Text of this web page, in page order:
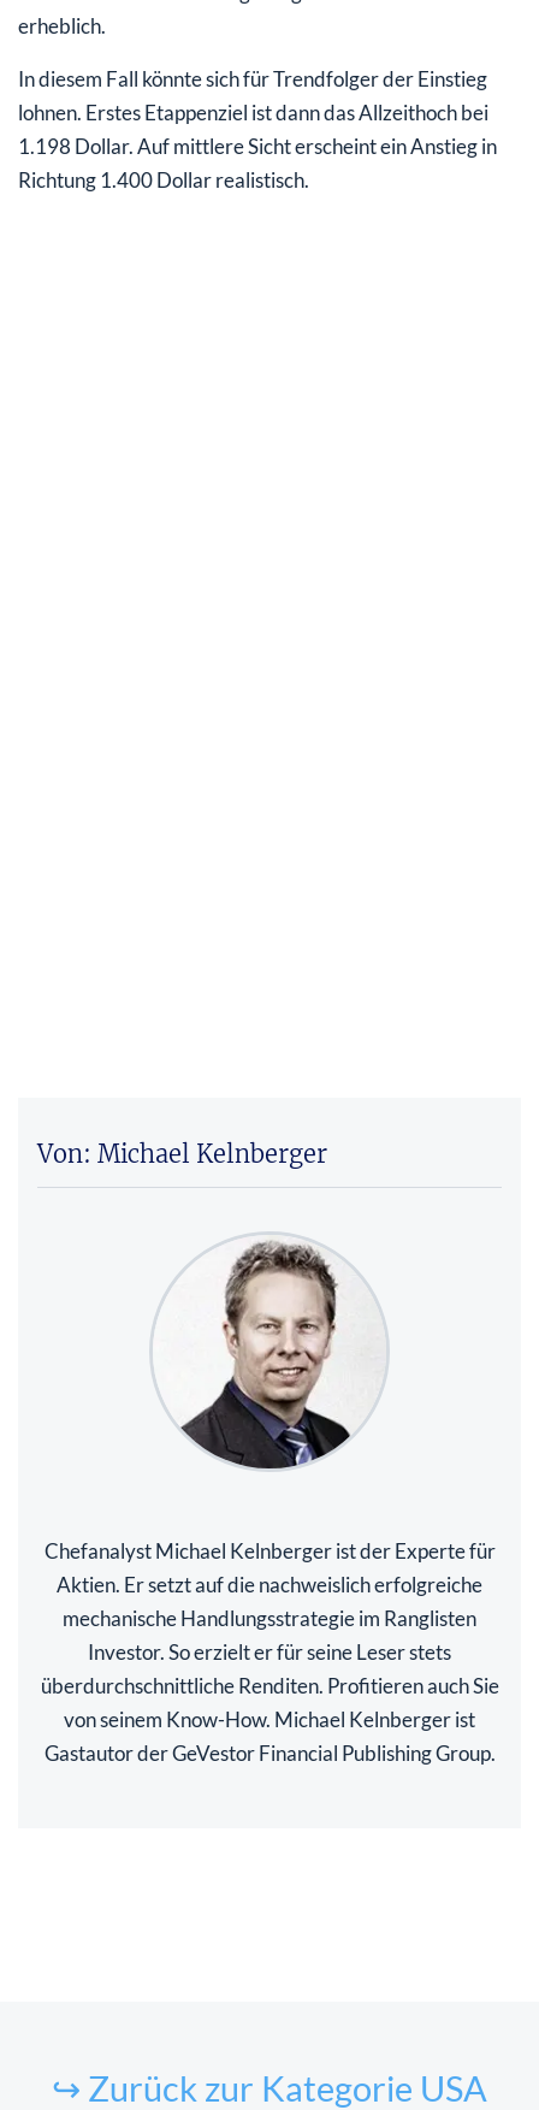
erheblich.
In diesem Fall könnte sich für Trendfolger der Einstieg
lohnen. Erstes Etappenziel ist dann das Allzeithoch bei
1.198 Dollar. Auf mittlere Sicht erscheint ein Anstieg in
Richtung 1.400 Dollar realistisch.
Von: Michael Kelnberger
Chefanalyst Michael Kelnberger ist der Experte für
Aktien. Er setzt auf die nachweislich erfolgreiche
mechanische Handlungsstrategie im Ranglisten
Investor. So erzielt er für seine Leser stets
überdurchschnittliche Renditen. Profitieren auch Sie
von seinem Know-How. Michael Kelnberger ist
Gastautor der GeVestor Financial Publishing Group.
↪ Zurück zur Kategorie USA